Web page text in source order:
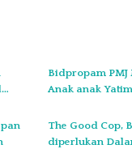
Bidpropam PMJ
Anak anak
The Good Cop,
diperlukan